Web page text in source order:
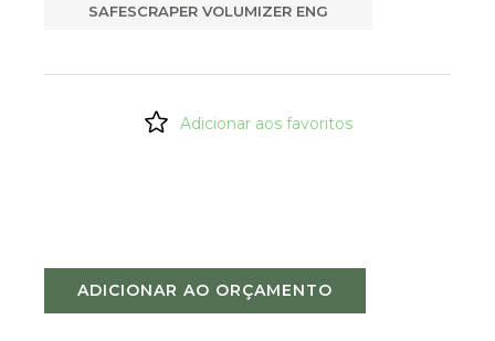
SAFESCRAPER VOLUMIZER ENG
Adicionar aos favoritos
ADICIONAR AO ORÇAMENTO